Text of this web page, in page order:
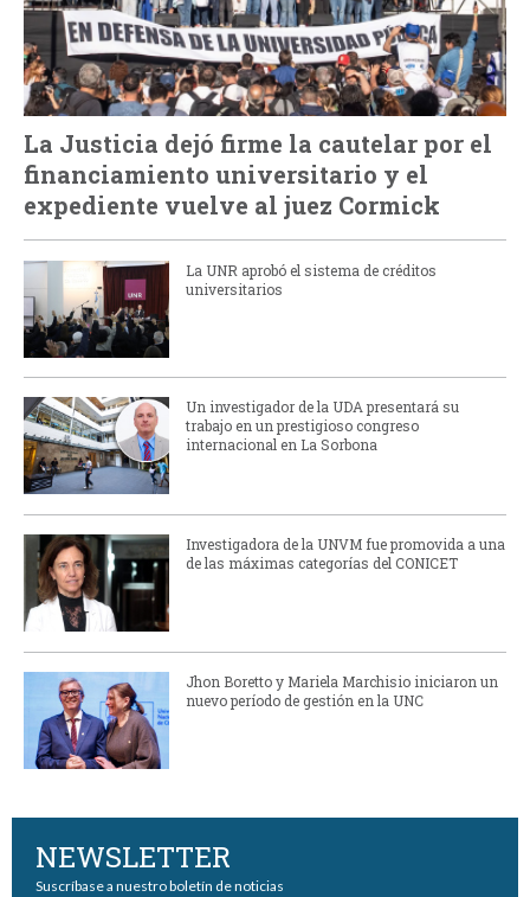
La Justicia dejó firme la cautelar por el
financiamiento universitario y el
expediente vuelve al juez Cormick
La UNR aprobó el sistema de créditos
universitarios
Un investigador de la UDA presentará su
trabajo en un prestigioso congreso
internacional en La Sorbona
Investigadora de la UNVM fue promovida a una
de las máximas categorías del CONICET
Jhon Boretto y Mariela Marchisio iniciaron un
nuevo período de gestión en la UNC
NEWSLETTER
Suscríbase a nuestro boletín de noticias